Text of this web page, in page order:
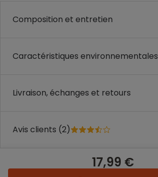
Composition et entretien
Caractéristiques environnementales
Livraison, échanges et retours
Avis clients (2)
17,99 €